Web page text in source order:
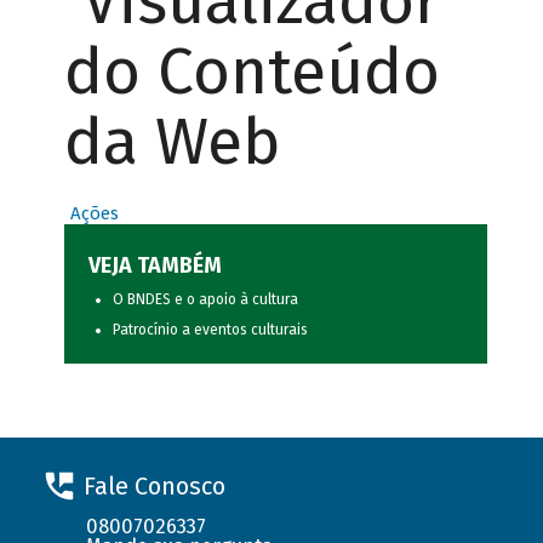
do Conteúdo
da Web
Ações
VEJA TAMBÉM
O BNDES e o apoio à cultura
Patrocínio a eventos culturais
Fale Conosco
08007026337